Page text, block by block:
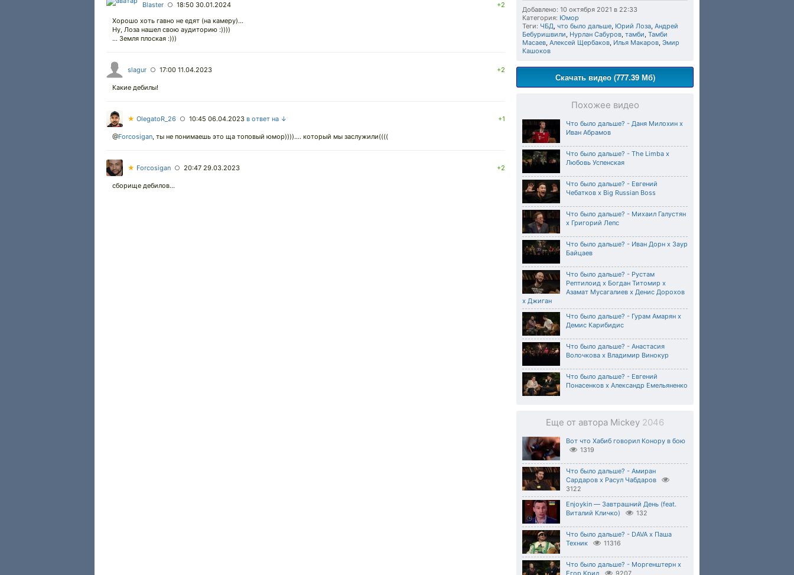
Добавлено: 10 октября 2021 в 22:33
Категория: Юмор
Теги: ЧБД, что было дальше, Юрий Лоза, Андрей
Бебуришвили, Нурлан Сабуров, тамби, Тамби
Масаев, Алексей Щербаков, Илья Макаров, Эмир
Кашоков
Скачать видео (777.39 Мб)
Похожее видео
Что было дальше? - Даня Милохин х
Иван Абрамов
Что было дальше? - The Limba х
Любовь Успенская
Что было дальше? - Евгений
Чебатков х Big Russian Boss
Что было дальше? - Михаил Галустян
х Григорий Лепс
Что было дальше? - Иван Дорн х Заур
Байцаев
Что было дальше? - Рустам
Рептилоид х Богдан Титомир х
Азамат Мусагалиев х Денис Дорохов
х Джиган
Что было дальше? - Гурам Амарян х
Демис Карибидис
Что было дальше? - Анастасия
Волочкова х Владимир Винокур
Что было дальше? - Евгений
Понасенков x Александр Емельяненко
Еще от автора Mickey 2046
Вот что Хабиб говорил Конору в бою
1319
Что было дальше? - Амиран
Сардаров х Расул Чабдаров
3122
Enjoykin — Завтрашний День (feat.
Виталий Кличко)
132
Что было дальше? - DAVA х Паша
Техник
11316
Что было дальше? - Моргенштерн x
Егор Крид
Blaster ○ 18:50 30.01.2024
+2
Хорошо хоть гавно не едят (на камеру)...
Ну, Лоза нашел свою аудиторию :))))
... Земля плоская :)))
slagur ○ 17:00 11.04.2023 +2
Какие дебилы!
★ OlegatoR_26 ○ 10:45 06.04.2023 в ответ на ↓ +1
@Forcosigan, ты не понимаешь это ща топовый юмор)))).... который мы заслужили((((
★ Forcosigan ○ 20:47 29.03.2023 +2
сборище дебилов...